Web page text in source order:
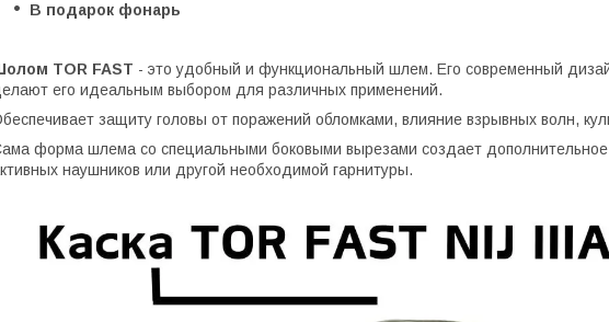
В подарок фонарь
TOR FAST - это удобный и функциональный шлем. Его современный
его идеальным выбором для различных применений.
защиту головы от поражений обломками, влияние взрывных волн,
форма шлема со специальными боковыми вырезами создает дополнительное
наушников или другой необходимой гарнитуры.